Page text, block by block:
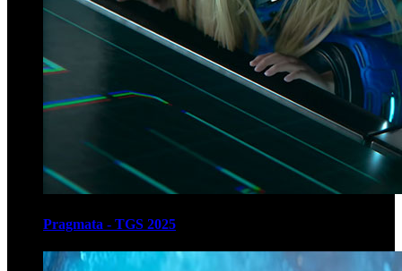
Pragmata - TGS 2025